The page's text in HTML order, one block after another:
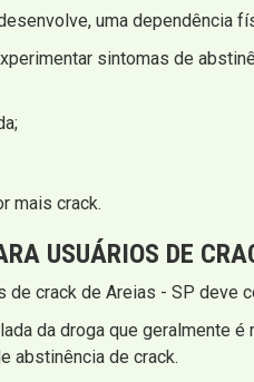
uma dependência
sintomas de
mais crack.
USUÁRIOS DE
de crack de Areias - SP deve
da droga que geralmente
abstinência de crack.